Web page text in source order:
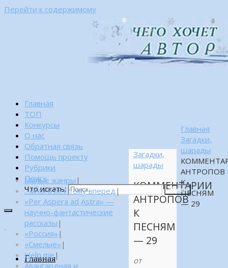
Перейти к содержимому
Главная
ТОП
Конкурсы
О нас
Обратная связь
Помощь проекту
Рубрики
Поиск
Что искать:
Поиск
Главная
Главная
Загадки,
шарады
АНТРОПОВ
К
ПЕСНЯМ
— 29
Загадки,
шарады
КОММЕНТАРИИ
АНТРОПОВ
К
ПЕСНЯМ
— 29
от
Малые жанры |
…много лет тому вперед |
«Per Aspera ad Astra» —
научно-фантастические
рассказы |
«Россия» |
«Смелые» |
Help me|
Авангардная и